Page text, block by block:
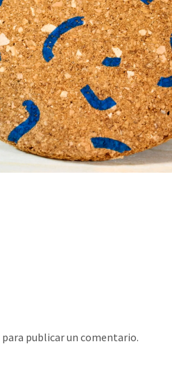
para publicar un comentario.